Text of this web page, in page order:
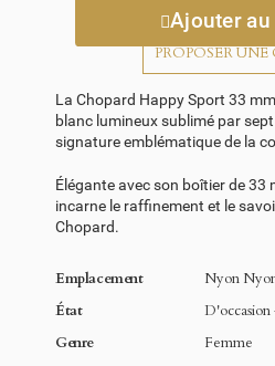
Ajouter au
PROPOSER UNE
La Chopard Happy Sport 33
blanc lumineux sublimé par
signature emblématique de la
Élégante avec son boîtier de 33
incarne le raffinement et le
Chopard.
Emplacement
Nyon
État
D'occasion
Genre
Femme